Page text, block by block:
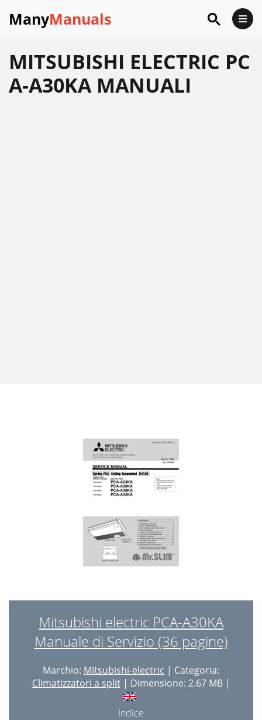
ManyManuals
MITSUBISHI ELECTRIC PC
A-A30KA MANUALI
Mitsubishi electric PCA-A30KA
Manuale di Servizio (36 pagine)
Marchio: Mitsubishi-electric | Categoria:
Climatizzatori a split| Dimensione: 2.67 MB |
Indice